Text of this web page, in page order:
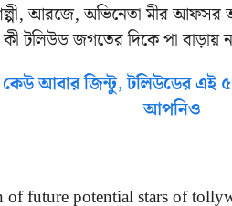
আরজে, অভিনেতা মীর আফসর
টলিউড জগতের দিকে পা বাড়ায়
আবার জিন্টু, টলিউডের এই ৫
আপনিও